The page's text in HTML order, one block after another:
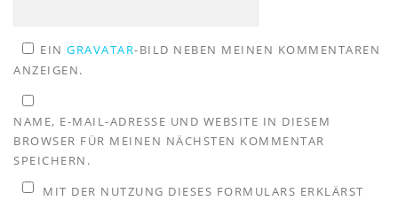
EINGRAVATAR-BILD NEBEN MEINEN KOMMENTAREN
ANZEIGEN.
NAME, E-MAIL-ADRESSE UND WEBSITE IN DIESEM
BROWSER FÜR MEINEN NÄCHSTEN KOMMENTAR
SPEICHERN.
MIT DER NUTZUNG DIESES FORMULARS ERKLÄRST